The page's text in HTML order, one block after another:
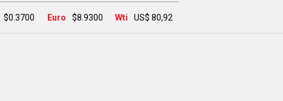
$0.3700 Euro $8.9300 Wti US$ 80,92